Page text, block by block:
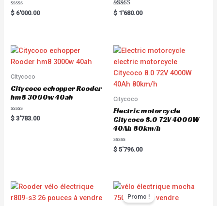
R
a
o
u
t
o
5
$ 6'000.00
Rated
5.00
$ 1'680.00
Citycoco
Citycoco echopper Rooder
hm8 3000w 40ah
R
a
5
$ 3'783.00
Citycoco
Electric motorcycle
Citycoco 8.0 72V 4000W
40Ah 80km/h
R
a
o
u
t
o
$ 5'796.00
Promo !